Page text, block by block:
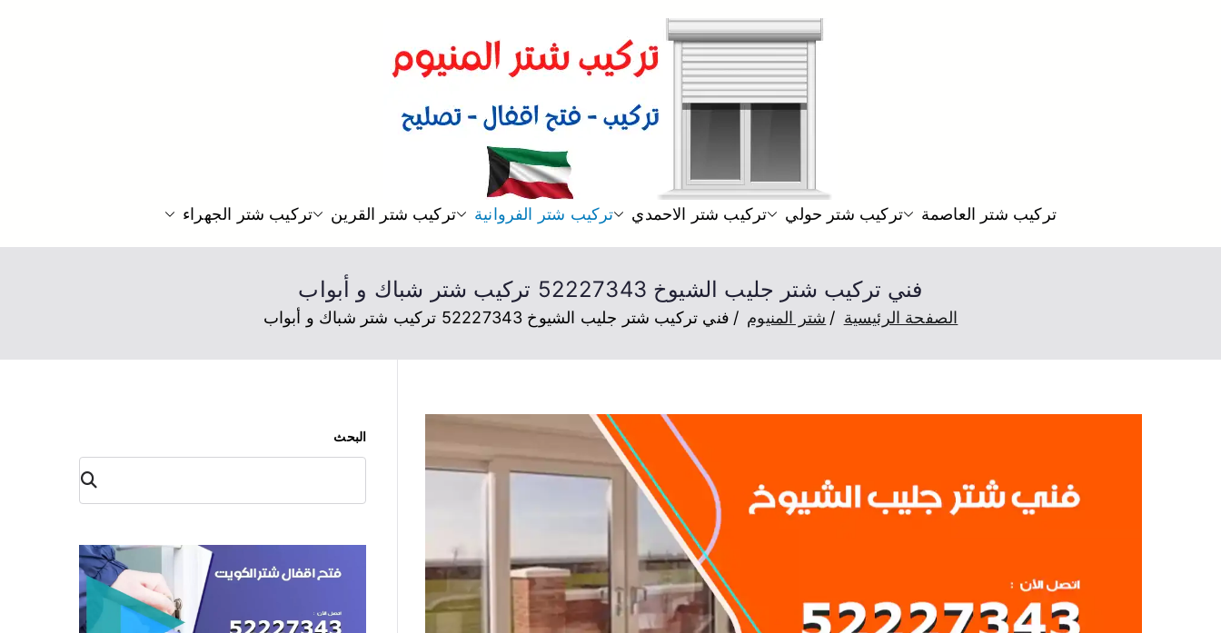
شتر
فني تركيب شتر المنيوم للكراج و المخازن و المصانع في الكويت تركيب شتر العاصمة تركيب شتر حولي تركيب شتر الاحمدي تركيب شتر الفروانية تركيب شتر القرين تركيب شتر الجهراء
فني تركيب شتر جليب الشيوخ 52227343 تركيب شتر شباك و أبواب
الصفحة الرئيسية شتر المنيوم فني تركيب شتر جليب الشيوخ 52227343 تركيب شتر شباك و أبواب
البحث
البح
ث